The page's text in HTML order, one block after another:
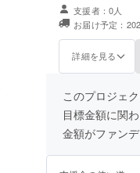
支援者：0人
お届け予定：
詳細を見る
このプロジェク
目標金額に関わ
金額がファンデ